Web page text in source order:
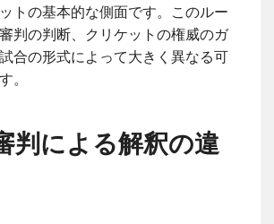
トの基本的な側面です。このルー
判の判断、クリケットの権威のガ
合の形式によって大きく異なる可
。
判による解釈の違